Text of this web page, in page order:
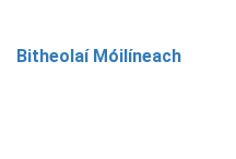
Bitheolaí Móilíneach